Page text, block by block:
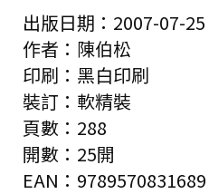
出版日期：2007-07-25
作者：陳伯松
印刷：黑白印刷
裝訂：軟精裝
頁數：288
開數：25開
EAN：9789570831689